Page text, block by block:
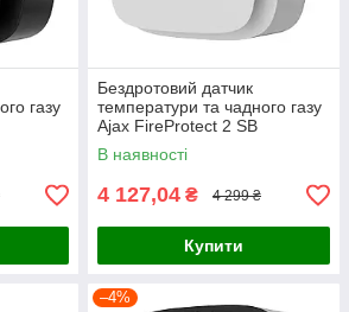
газу
Бездротовий датчик
температури та чадного газу
Ajax FireProtect 2 SB
(Heat/CO) White
В наявності
4 127,04 ₴ 4 299 ₴
Купити
–4%